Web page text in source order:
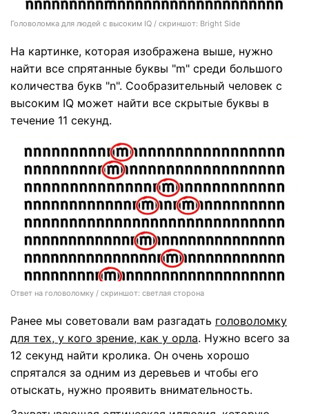
Головоломка для людей с высоким IQ / скриншот: Bright Side
На картинке, которая изображена выше, нужно
найти все спрятанные буквы "m" среди большого
количества букв "n". Сообразительный человек с
высоким IQ может найти все скрытые буквы в
течение 11 секунд.
Ответ на головоломку / скриншот: светлая сторона
Ранее мы советовали вам разгадать головоломку
для тех, у кого зрение, как у орла. Нужно всего за
12 секунд найти кролика. Он очень хорошо
спрятался за одним из деревьев и чтобы его
отыскать, нужно проявить внимательность.